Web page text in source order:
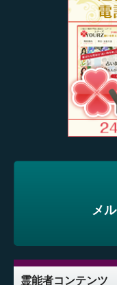
メ
霊能者コンテンツ